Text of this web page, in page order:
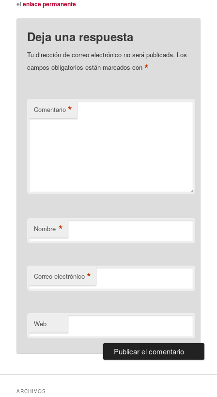
elenlace permanente.
Deja una respuesta
Tu dirección de correo electrónico no será publicada. Los
campos obligatorios están marcados con*
Comentario *
Nombre *
Correo electrónico *
Web
ARCHIVOS